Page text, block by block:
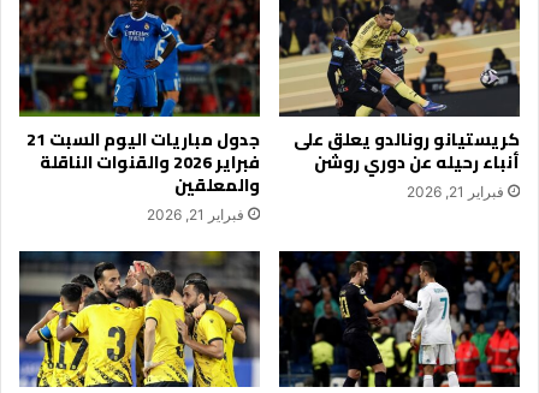
كريستيانو رونالدو يعلق على
أنباء رحيله عن دوري روشن
فبراير 21, 2026
جدول مباريات اليوم السبت 21
فبراير 2026 والقنوات الناقلة
والمعلقين
فبراير 21, 2026